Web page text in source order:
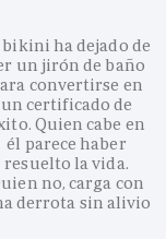
ha dejado de
un jirón de baño
convertirse en
un certificado de
Quien cabe en
él parece haber
resuelto la vida.
no, carga con
derrota sin alivio